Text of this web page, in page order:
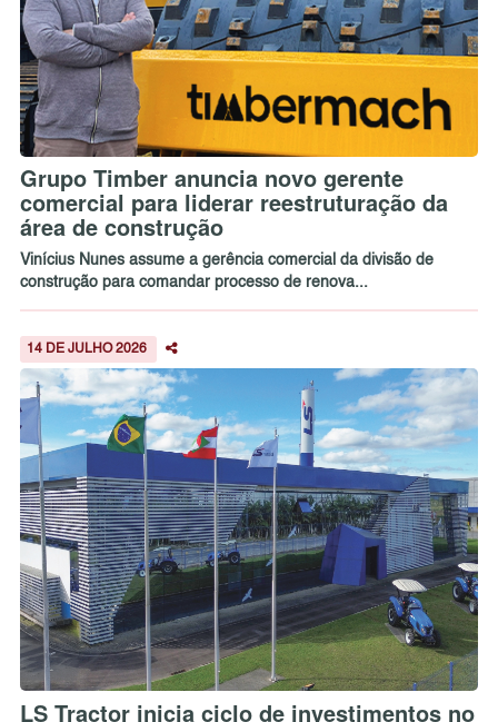
Grupo Timber anuncia novo gerente
comercial para liderar reestruturação da
área de construção
Vinícius Nunes assume a gerência comercial da divisão de
construção para comandar processo de renova...
14 DE JULHO 2026
LS Tractor inicia ciclo de investimentos no